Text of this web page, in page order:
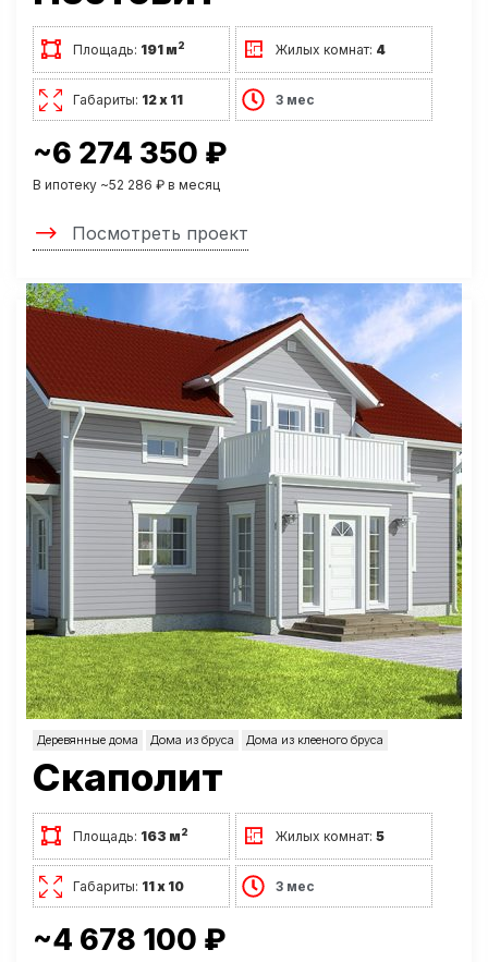
Площадь: 191 м2 Жилых комнат: 4
Габариты: 12 х 11 3 мес
~6 274 350 ₽
В ипотеку ~52 286 ₽ в месяц
Посмотреть проект
Деревянные дома Дома из бруса Дома из клееного бруса
Скаполит
Площадь: 163 м2 Жилых комнат:5
Габариты: 11 х 10 3 мес
~4 678 100 ₽